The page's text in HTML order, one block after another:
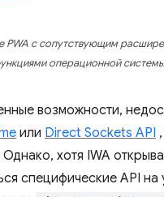
PWA с сопутствующим
операционной системы
возможности,
или Direct Sockets API
хотя IWA
специфические API на